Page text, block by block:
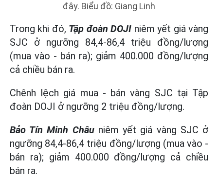
đây. Biểu đồ: Giang Linh
Trong khi đó, Tập đoàn DOJI niêm yết giá vàng
SJC ở ngưỡng 84,4-86,4 triệu đồng/lượng
(mua vào - bán ra); giảm 400.000 đồng/lượng
cả chiều bán ra.
Chênh lệch giá mua - bán vàng SJC tại Tập
đoàn DOJI ở ngưỡng 2 triệu đồng/lượng.
Bảo Tín Minh Châuniêm yết giá vàng SJC ở
ngưỡng 84,4-86,4 triệu đồng/lượng (mua vào -
bán ra); giảm 400.000 đồng/lượng cả chiều
bán ra.